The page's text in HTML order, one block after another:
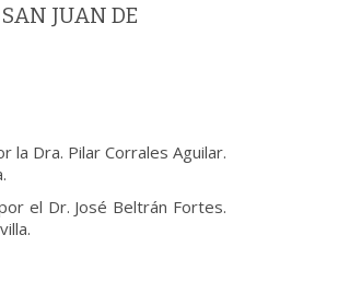
JUAN DE
la Dra. Pilar Corrales Aguilar.
el Dr. José Beltrán Fortes.